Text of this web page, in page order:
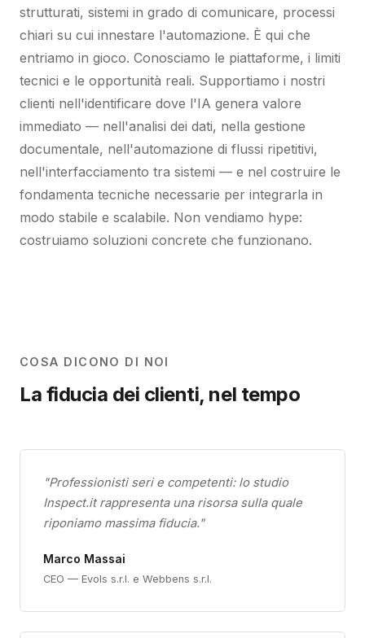
strutturati, sistemi in grado di comunicare, processi
chiari su cui innestare l'automazione. È qui che
entriamo in gioco. Conosciamo le piattaforme, i limiti
tecnici e le opportunità reali. Supportiamo i nostri
clienti nell'identificare dove l'IA genera valore
immediato — nell'analisi dei dati, nella gestione
documentale, nell'automazione di flussi ripetitivi,
nell'interfacciamento tra sistemi — e nel costruire le
fondamenta tecniche necessarie per integrarla in
modo stabile e scalabile. Non vendiamo hype:
costruiamo soluzioni concrete che funzionano.
COSA DICONO DI NOI
La fiducia dei clienti, nel tempo
"Professionisti seri e competenti: lo studio
Inspect.it rappresenta una risorsa sulla quale
riponiamo massima fiducia."
Marco Massai
CEO — Evols s.r.l. e Webbens s.r.l.